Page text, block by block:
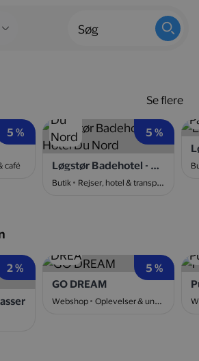
5 %
café
5 %
Løgstør Badehotel - Hotel Du Nord
Butik Rejser, hotel & transport
Se flere
2 % 5 %
GO DREAM
Webshop Oplevelser & underholdning